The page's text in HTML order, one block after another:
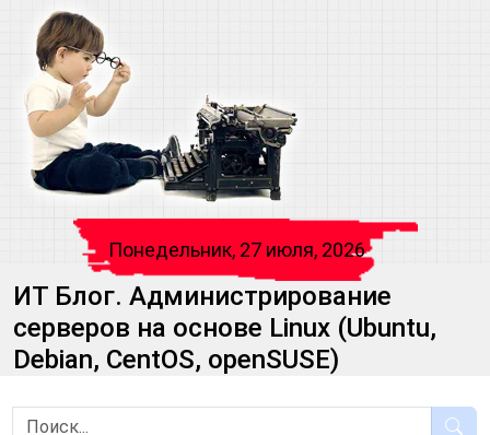
Понедельник, 27 июля, 2026
ИТ Блог. Администрирование
серверов на основе Linux (Ubuntu,
Debian, CentOS, openSUSE)